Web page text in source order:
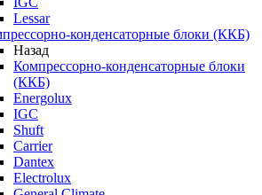
Lessar
конденсаторные блоки (ККБ)
Назад
Компрессорно-конденсаторные блоки
(ККБ)
Energolux
IGC
Shuft
Carrier
Dantex
Electrolux